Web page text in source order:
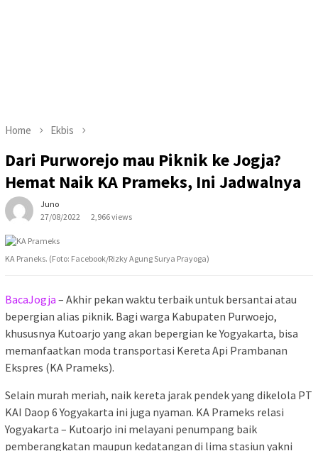
Home Ekbis
Dari Purworejo mau Piknik ke Jogja?
Hemat Naik KA Prameks, Ini Jadwalnya
Juno
27/08/2022
2,966 views
KA Praneks. (Foto: Facebook/Rizky Agung Surya Prayoga)
BacaJogja – Akhir pekan waktu terbaik untuk bersantai atau
bepergian alias piknik. Bagi warga Kabupaten Purwoejo,
khususnya Kutoarjo yang akan bepergian ke Yogyakarta, bisa
memanfaatkan moda transportasi Kereta Api Prambanan
Ekspres (KA Prameks).
Selain murah meriah, naik kereta jarak pendek yang dikelola PT
KAI Daop 6 Yogyakarta ini juga nyaman. KA Prameks relasi
Yogyakarta – Kutoarjo ini melayani penumpang baik
pemberangkatan maupun kedatangan di lima stasiun yakni